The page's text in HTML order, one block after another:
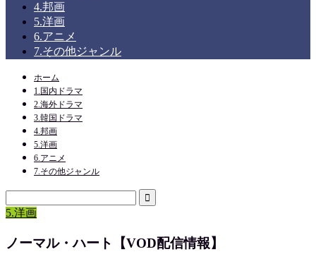
4.邦画
5.洋画
6.アニメ
7.その他ジャンル
ホーム
1.国内ドラマ
2.海外ドラマ
3.韓国ドラマ
4.邦画
5.洋画
6.アニメ
7.その他ジャンル
5.洋画
ノーマル・ハート【VOD配信情報】